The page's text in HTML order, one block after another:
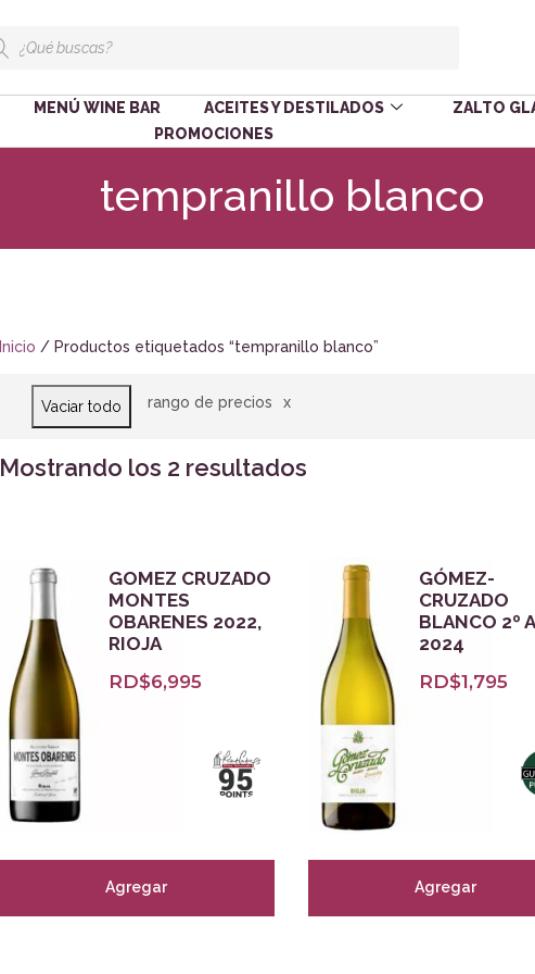
MENÚ WINE BAR ACEITES Y DESTILADOS
ZALTO
PROMOCIONES
tempranillo blanco
Inicio / Productos etiquetados “tempranillo blanco”
Vaciar todo rango de precios
Mostrando los 2 resultados
GOMEZ CRUZADO
MONTES
OBARENES 2022,
RIOJA
RD$6,995
Agregar
GÓMEZ-
CRUZADO
BLANCO 2º
2024
RD$1,795
Agregar